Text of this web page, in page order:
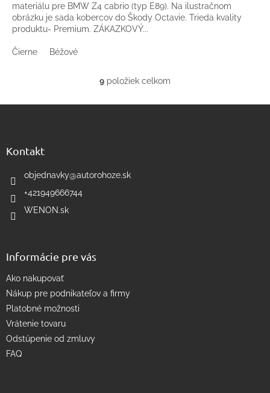
materiálu pre BMW Z4 cabrio (typ E89). Na ilustračnom
obrázku je sada kobercov do Škody Octavie. Trieda kvality
produktu- Premium. ZÁKAZKOVÝ...
Čierne Béžové
O
9 položiek celkom
Kontakt
objednavky@autorohoze.sk
+421949666744
WENON.sk
Informácie pre vás
Ako nakupovať
Nákup pre podnikateľov a firmy
Platobné možnosti
Vrátenie tovaru
Odstúpenie od zmluvy
FAQ